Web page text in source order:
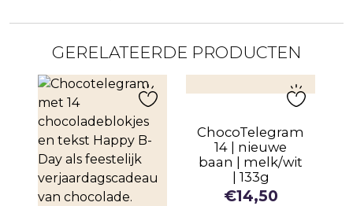
GERELATEERDE PRODUCTEN
ChocoTelegram
14 | nieuwe
baan | melk/wit
| 133g
€14,50